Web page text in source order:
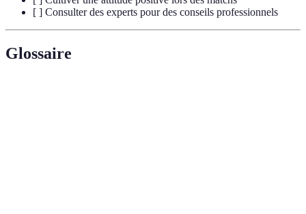
[ ] Consulter des experts pour des conseils professionnels
Glossaire